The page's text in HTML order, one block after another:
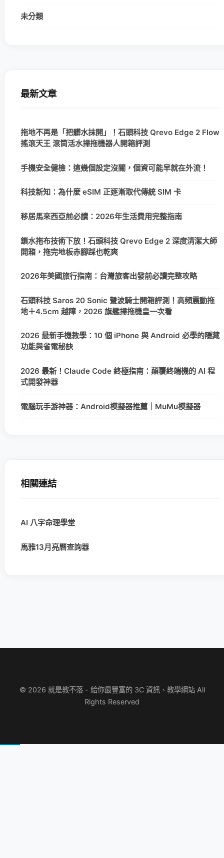
未分類
最新文章
拖地不再是「把髒水抹開」！石頭科技 Qrevo Edge 2 Flow
搖滾天王 滾筒活水掃拖機器人開箱評測
手機安全健檢：這幾個設定沒關，個資可能早就在外流！
科技新知：為什麼 eSIM 正逐漸取代傳統 SIM 卡
移居馬來西亞前必讀：2026年生活費用完整指南
鎖水拖布技術下放！石頭科技 Qrevo Edge 2 深度清潔大師
開箱，拖完地板赤腳踩也乾爽
2026年美國旅行指南：台灣旅客出發前必讀完整攻略
石頭科技 Saros 20 Sonic 聲波騎士開箱評測！高頻震動拖
地＋4.5cm 越障，2026 旗艦掃拖機皇一次看
2026 最新手機教學：10 個 iPhone 與 Android 必學的隱藏
功能與省電秘訣
2026 最新！Claude Code 終極指南：顛覆終端機的 AI 程
式開發神器
電腦玩手游神器：Android模擬器推薦｜MuMu模擬器
相關連結
AI 八字命理學堂
馬雅13月亮曆查詢器
© 2026 就是教不落 - 給你最豐富的 3C 資訊、教學網站 All
Rights Reserved